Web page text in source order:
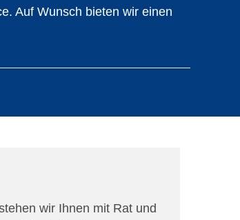
Auf Wunsch bieten wir einen
wir Ihnen mit Rat und